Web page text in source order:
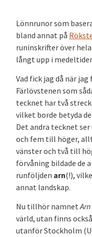
Lönnrunor som
bland annat på
runinskrifter över
långt upp i
Vad fick jag då när
Färlövstenen som
tecknet har två
vilket borde betyda
Det andra tecknet
och fem till höger,
vänster och två till
förvåning bildade de
runföljden arn(!),
annat landskap.
Nu tillhör namnetArn
värld, utan finns
utanför Stockholm (U